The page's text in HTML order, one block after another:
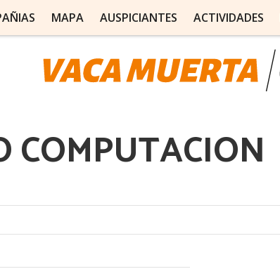
MAPA AUSPICIANTES ACTIVIDADES
COMPUTACION